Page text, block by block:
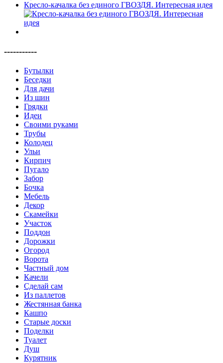
Кресло-качалка без единого ГВОЗДЯ. Интересная идея
-----------
Бутылки
Беседки
Для дачи
Из шин
Грядки
Идеи
Своими руками
Трубы
Колодец
Ульи
Кирпич
Пугало
Забор
Бочка
Мебель
Декор
Скамейки
Участок
Поддон
Дорожки
Огород
Ворота
Частный дом
Качели
Сделай сам
Из паллетов
Жестянная банка
Кашпо
Старые доски
Поделки
Туалет
Душ
Курятник